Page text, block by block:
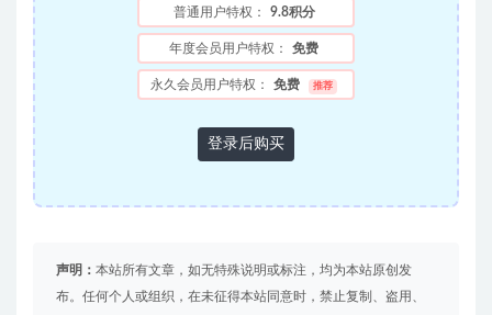
普通用户特权： 9.8积分
年度会员用户特权： 免费
永久会员用户特权： 免费 推荐
登录后购买
声明： 本站所有文章，如无特殊说明或标注，均为本站原创发
布。任何个人或组织，在未征得本站同意时，禁止复制、盗用、